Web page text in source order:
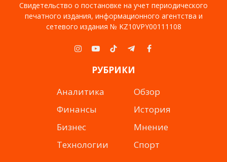
Свидетельство о постановке на учет периодического
печатного издания, информационного агентства и
сетевого издания № KZ10VPY00111108
Instagram
YouTubeTikTokTelegramFacebook
РУБРИКИ
Аналитика
Финансы
Бизнес
Технологии
Обзор
История
Мнение
Спорт